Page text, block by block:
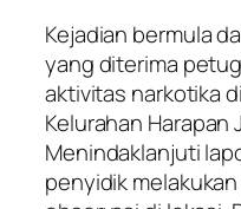
Kejadian bermula
yang diterima
aktivitas narkotika
Kelurahan Harapan
Menindaklanjuti
penyidik